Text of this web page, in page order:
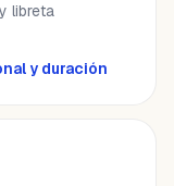
libreta
y duración